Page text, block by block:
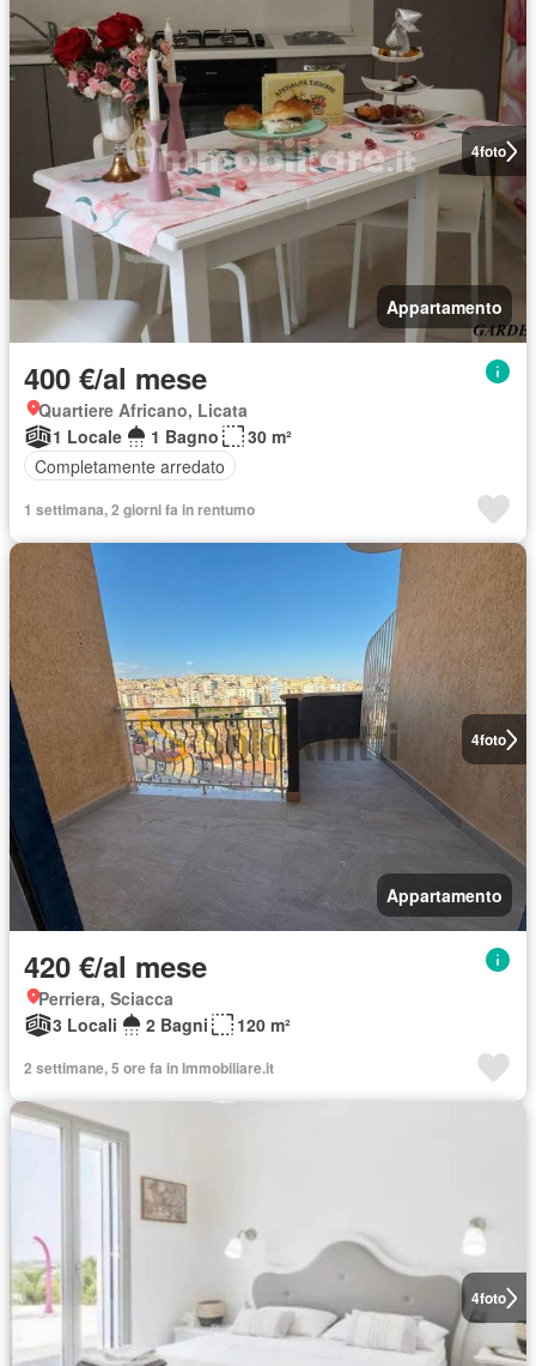
4foto
Appartamento
400 €/al mese
Quartiere Africano, Licata
1 Locale
1 Bagno
30 m²
Completamente arredato
1 settimana, 2 giorni fa in rentumo
4foto
Appartamento
420 €/al mese
Perriera, Sciacca
3 Locali
2 Bagni 120 m²
2 settimane, 5 ore fa in Immobiliare.it
4foto